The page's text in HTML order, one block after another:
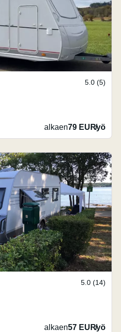
5.0 (5)
alkaen79 EUR/yö
5.0 (14)
alkaen57 EUR/yö